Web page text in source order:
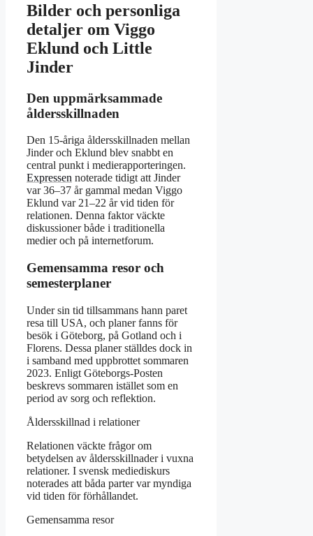
Bilder och personliga
detaljer om Viggo
Eklund och Little
Jinder
Den uppmärksammade
åldersskillnaden
Den 15-åriga åldersskillnaden mellan
Jinder och Eklund blev snabbt en
central punkt i medierapporteringen.
Expressen noterade tidigt att Jinder
var 36–37 år gammal medan Viggo
Eklund var 21–22 år vid tiden för
relationen. Denna faktor väckte
diskussioner både i traditionella
medier och på internetforum.
Gemensamma resor och
semesterplaner
Under sin tid tillsammans hann paret
resa till USA, och planer fanns för
besök i Göteborg, på Gotland och i
Florens. Dessa planer ställdes dock in
i samband med uppbrottet sommaren
2023. Enligt Göteborgs-Posten
beskrevs sommaren istället som en
period av sorg och reflektion.
Åldersskillnad i relationer
Relationen väckte frågor om
betydelsen av åldersskillnader i vuxna
relationer. I svensk mediediskurs
noterades att båda parter var myndiga
vid tiden för förhållandet.
Gemensamma resor